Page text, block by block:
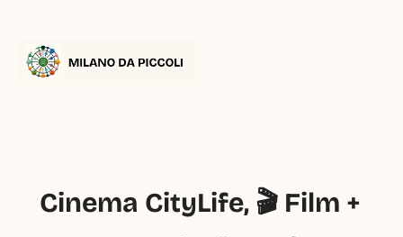
Cinema CityLife, 🎬 Film +